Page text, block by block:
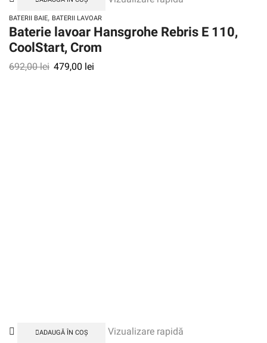
BATERII BAIE, BATERII LAVOAR
Baterie lavoar Hansgrohe Rebris E 110,
CoolStart, Crom
692,00lei 479,00 lei
ADAUGĂ ÎN COȘ Vizualizare rapidă